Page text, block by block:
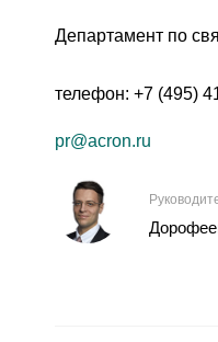
Департамент по
телефон: +7 (495)
pr@acron.ru